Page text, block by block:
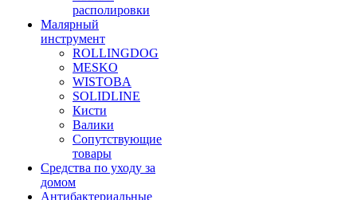
располировки
Малярный
инструмент
ROLLINGDOG
MESKO
WISTOBA
SOLIDLINE
Кисти
Валики
Сопутствующие
товары
Средства по уходу за
домом
Антибактериальные